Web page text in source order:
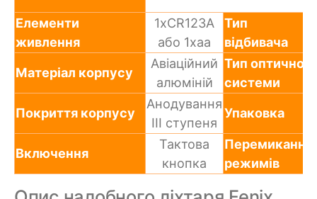
Елементи
живлення
1xCR123A
або 1хаа
Тип
відбивача
Матеріал корпусу
Авіаційний
алюміній
Тип оптичної
системи
Покриття корпусу
Анодування
III ступеня
Упаковка
Включення
Тактова
кнопка
Перемикання
режимів